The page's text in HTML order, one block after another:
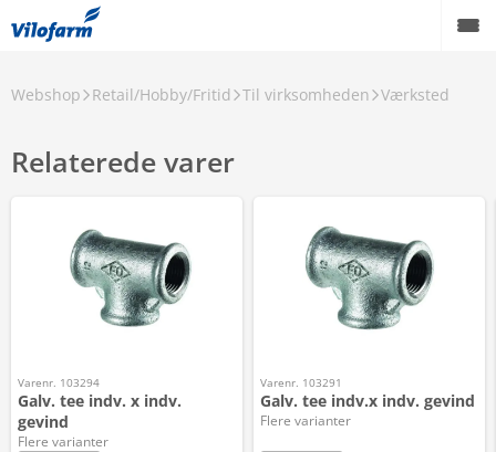
Webshop Retail/Hobby/Fritid Til virksomheden Værksted
Relaterede varer
Varenr. 103294
Galv. tee indv. x indv.
gevind
Flere varianter
Varenr. 103291
Galv. tee indv.x indv. gevind
Flere varianter